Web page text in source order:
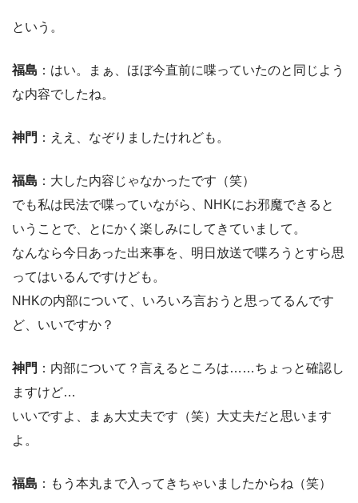
という。
福島 ：はい。まぁ、ほぼ今直前に喋っていたのと同じよう
な内容でしたね。
神門 ：ええ、なぞりましたけれども。
福島 ：大した内容じゃなかったです（笑）
でも私は民法で喋っていながら、NHKにお邪魔できると
いうことで、とにかく楽しみにしてきていまして。
なんなら今日あった出来事を、明日放送で喋ろうとすら思
ってはいるんですけども。
NHKの内部について、いろいろ言おうと思ってるんです
ど、いいですか？
神門 ：内部について？言えるところは……ちょっと確認し
ますけど…
いいですよ、まぁ大丈夫です（笑）大丈夫だと思います
よ。
福島 ：もう本丸まで入ってきちゃいましたからね（笑）